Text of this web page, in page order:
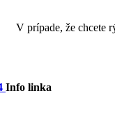
V prípade, že chcete
Info linka